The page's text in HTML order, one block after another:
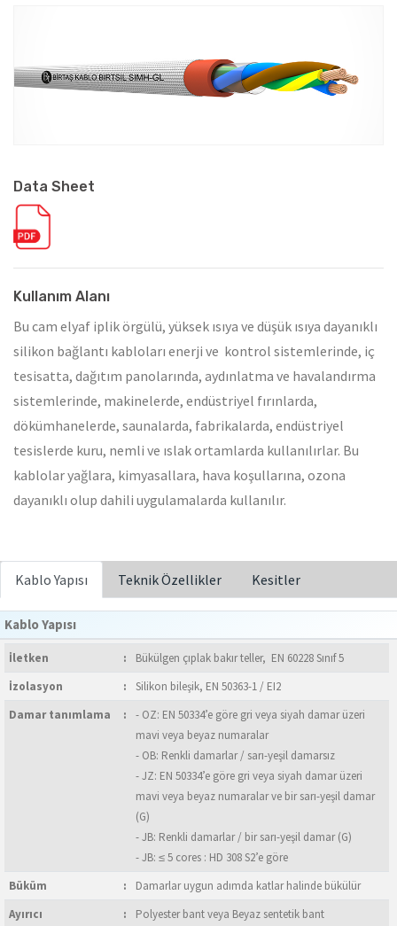
Data Sheet
Kullanım Alanı
Bu cam elyaf iplik örgülü, yüksek ısıya ve düşük ısıya dayanıklı
silikon bağlantı kabloları enerji ve kontrol sistemlerinde, iç
tesisatta, dağıtım panolarında, aydınlatma ve havalandırma
sistemlerinde, makinelerde, endüstriyel fırınlarda,
dökümhanelerde, saunalarda, fabrikalarda, endüstriyel
tesislerde kuru, nemli ve ıslak ortamlarda kullanılırlar. Bu
kablolar yağlara, kimyasallara, hava koşullarına, ozona
dayanıklı olup dahili uygulamalarda kullanılır.
Kablo Yapısı Teknik Özellikler Kesitler
Kablo Yapısı
İletken :
Bükülgen çıplak bakır teller, EN 60228 Sınıf 5
İzolasyon
:
Silikon bileşik, EN 50363-1 / EI2
Damar tanımlama
:
- OZ: EN 50334’e göre gri veya siyah damar üzeri
mavi veya beyaz numaralar
- OB: Renkli damarlar / sarı-yeşil damarsız
- JZ: EN 50334’e göre gri veya siyah damar üzeri
mavi veya beyaz numaralar ve bir sarı-yeşil damar
(G)
- JB: Renkli damarlar / bir sarı-yeşil damar (G)
- JB: ≤ 5 cores : HD 308 S2’e göre
Büküm
:
Damarlar uygun adımda katlar halinde bükülür
Ayırıcı
:
Polyester bant veya Beyaz sentetik bant